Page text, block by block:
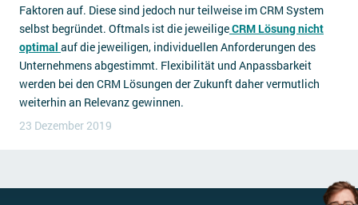
Faktoren auf. Diese sind jedoch nur teilweise im CRM System
selbst begründet. Oftmals ist die jeweiligeCRM Lösung nicht
optimal auf die jeweiligen, individuellen Anforderungen des
Unternehmens abgestimmt. Flexibilität und Anpassbarkeit
werden bei den CRM Lösungen der Zukunft daher vermutlich
weiterhin an Relevanz gewinnen.
23 Dezember 2019